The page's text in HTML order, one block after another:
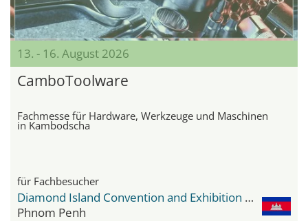
13. - 16. August 2026
CamboToolware
Fachmesse für Hardware, Werkzeuge und Maschinen
in Kambodscha
für Fachbesucher
Diamond Island Convention and Exhibition Center
Phnom Penh